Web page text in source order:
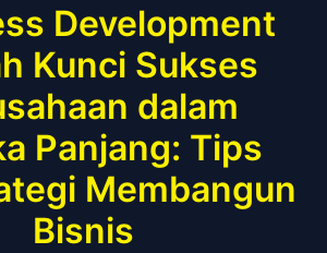
Development
Kunci Sukses
dalam
Panjang: Tips
Membangun
Bisnis